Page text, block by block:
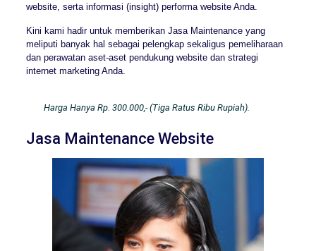
website, serta informasi (insight) performa website Anda.
Kini kami hadir untuk memberikan Jasa Maintenance yang
meliputi banyak hal sebagai pelengkap sekaligus pemeliharaan
dan perawatan aset-aset pendukung website dan strategi
internet marketing Anda.
Harga Hanya Rp. 300.000,- (Tiga Ratus Ribu Rupiah).
Jasa Maintenance Website